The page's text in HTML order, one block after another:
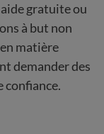
gratuite ou
à but non
matière
demander des
confiance.